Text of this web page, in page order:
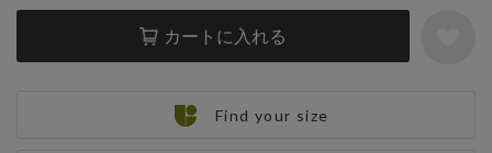
カートに入れる
Find your size